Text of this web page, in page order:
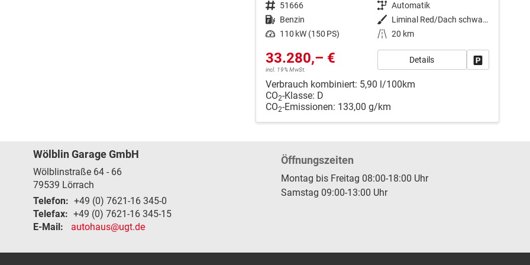
Fahrzeugnr. 51666 Getriebe Automatik
Kraftstoff Benzin Außenfarbe
Liminal Red/Dach schwarz Metallic (S60E)
Leistung 110 kW (150 PS) Kilometerstand 20 km
33.280,– €
incl. 19% MwSt.
Details
Verbrauch kombiniert: 5,90 l/100km
CO2-Klasse: D
CO2-Emissionen: 133,00 g/km
Wölblin Garage GmbH
Wölblinstraße 64 - 66
79539 Lörrach
Telefon: +49 (0) 7621-16 345-0
Telefax: +49 (0) 7621-16 345-15
E-Mail:
autohaus@ugt.de
Öffnungszeiten
Montag bis Freitag 08:00-18:00 Uhr
Samstag 09:00-13:00 Uhr